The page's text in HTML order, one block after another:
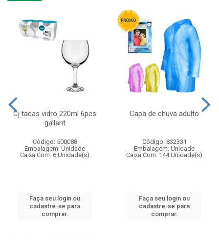
Cj tacas vidro 220ml 6pcs
gallant
Código: 500088
Embalagem: Unidade
Caixa Com: 6 Unidade(s)
Faça seu login ou
cadastre-se para
comprar.
Capa de chuva adulto
Código: 832331
Embalagem: Unidade
Caixa Com: 144 Unidade(s)
Faça seu login ou
cadastre-se para
comprar.